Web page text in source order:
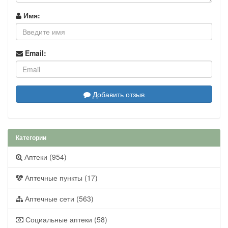
Имя:
Email:
Добавить отзыв
Категории
Аптеки (954)
Аптечные пункты (17)
Аптечные сети (563)
Социальные аптеки (58)